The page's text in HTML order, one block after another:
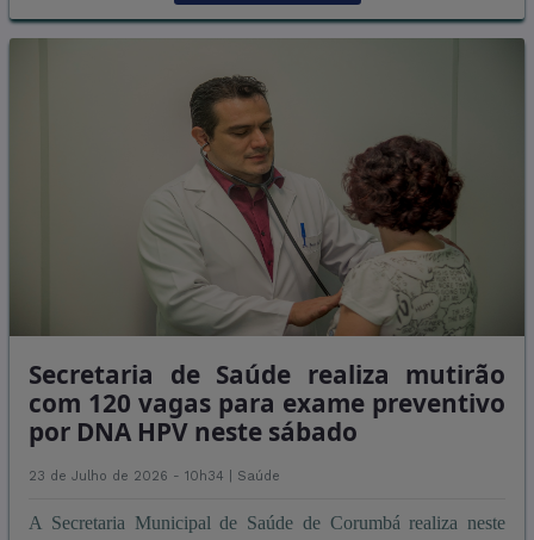
Secretaria de Saúde realiza mutirão
com 120 vagas para exame preventivo
por DNA HPV neste sábado
23 de Julho de 2026 - 10h34 | Saúde
A Secretaria Municipal de Saúde de Corumbá realiza neste